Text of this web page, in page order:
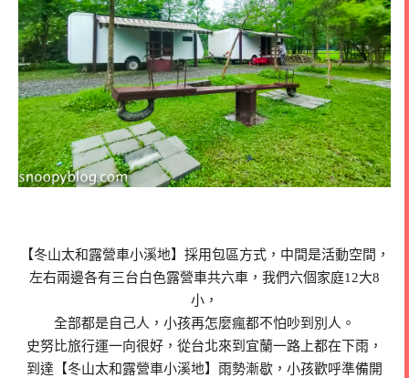
【冬山太和露營車小溪地】採用包區方式，中間是活動空間，
左右兩邊各有三台白色露營車共六車，我們六個家庭12大8
小，
全部都是自己人，小孩再怎麼瘋都不怕吵到別人。
史努比旅行運一向很好，從台北來到宜蘭一路上都在下雨，
到達【冬山太和露營車小溪地】雨勢漸歇，小孩歡呼準備開